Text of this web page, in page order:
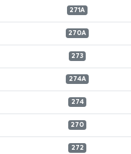
271A
270A
273
274A
274
270
272